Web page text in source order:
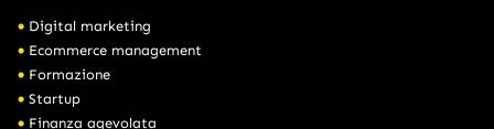
Digital marketing
Ecommerce management
Formazione
Startup
Finanza agevolata